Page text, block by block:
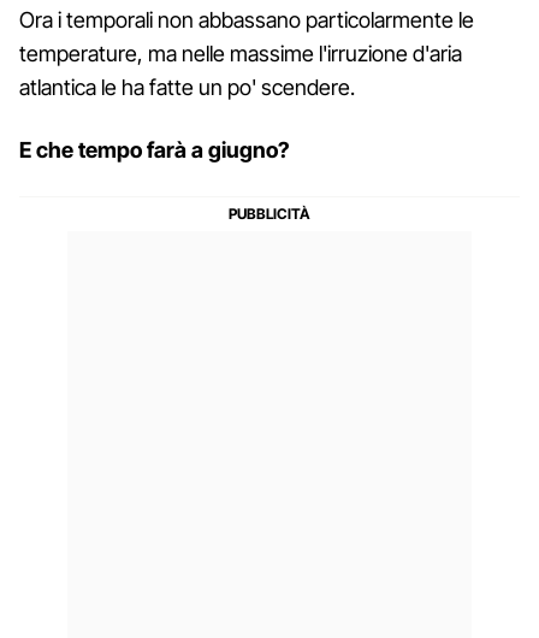
Ora i temporali non abbassano particolarmente le
temperature, ma nelle massime l'irruzione d'aria
atlantica le ha fatte un po' scendere.
E che tempo farà a giugno?